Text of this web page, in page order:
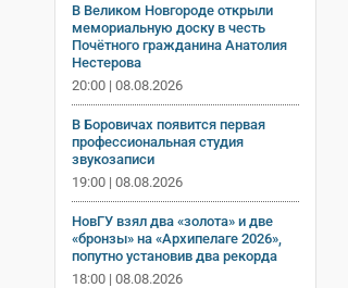
В Великом Новгороде открыли
мемориальную доску в честь
Почётного гражданина Анатолия
Нестерова
20:00 | 08.08.2026
В Боровичах появится первая
профессиональная студия
звукозаписи
19:00 | 08.08.2026
НовГУ взял два «золота» и две
«бронзы» на «Архипелаге 2026»,
попутно установив два рекорда
18:00 | 08.08.2026